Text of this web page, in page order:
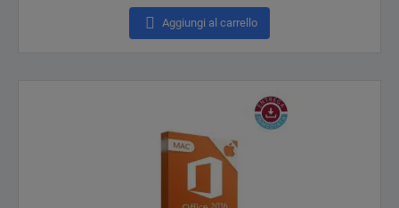
 Aggiungi al carrello